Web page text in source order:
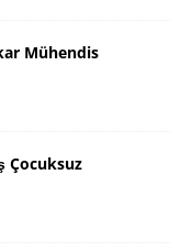
Mühendis
Çocuksuz